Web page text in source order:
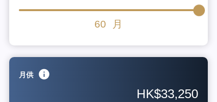
60 月
月供
HK$33,250